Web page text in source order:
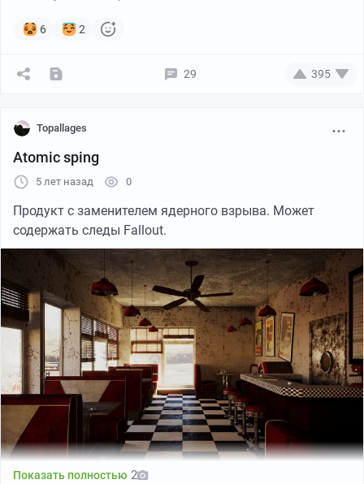
6 2
29 395
Topallages
Atomic sping
5 лет назад 0
Продукт с заменителем ядерного взрыва. Может
содержать следы Fallout.
Показать полностью 2